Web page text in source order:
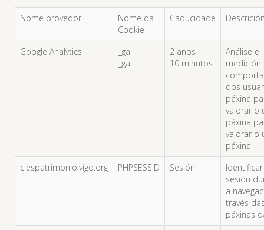
Nome provedor
Nome da
Cookie
Caducidade
Google Analytics
_ga
_gat
2 anos
10 minutos
Análise e
medición
dos
páxina
valorar o
páxina
valorar o
páxina
ciespatrimonio.vigo.org
PHPSESSID Sesión
sesión
a
través
páxinas